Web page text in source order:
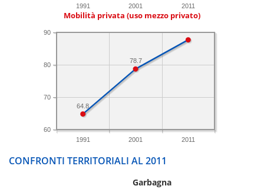
1991 2001 2011
Mobilità privata (uso mezzo privato)
1991 2001 2011
60
70
80
90
78.7
64.8
CONFRONTI TERRITORIALI AL 2011
Garbagna